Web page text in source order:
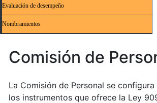
Evaluación de desempeño
Nombramientos
Comisión de
La Comisión de Personal se
los instrumentos que ofrece la Ley